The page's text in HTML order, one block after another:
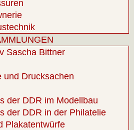
Sascha Bittner
und Drucksachen
der DDR im Modellbau
der DDR in der Philatelie
Plakatentwürfe